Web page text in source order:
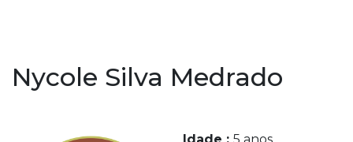
Nycole Silva Medrado